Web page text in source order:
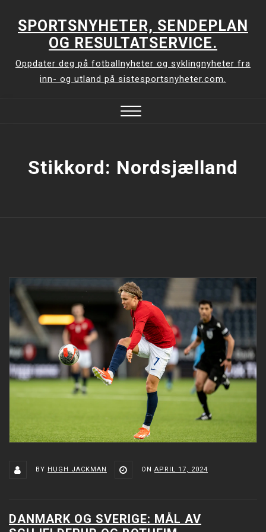
SPORTSNYHETER, SENDEPLAN
OG RESULTATSERVICE.
Oppdater deg på fotballnyheter og syklingnyheter fra
inn- og utland på sistesportsnyheter.com.
Stikkord: Nordsjælland
BY HUGH JACKMAN ON APRIL 17, 2024
DANMARK OG SVERIGE: MÅL AV